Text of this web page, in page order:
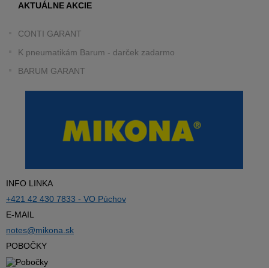
AKTUÁLNE AKCIE
CONTI GARANT
K pneumatikám Barum - darček zadarmo
BARUM GARANT
INFO LINKA
+421 42 430 7833 - VO Púchov
E-MAIL
notes@mikona.sk
POBOČKY